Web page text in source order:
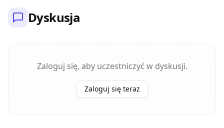
Dyskusja
Zaloguj się, aby uczestniczyć w dyskusji.
Zaloguj się teraz